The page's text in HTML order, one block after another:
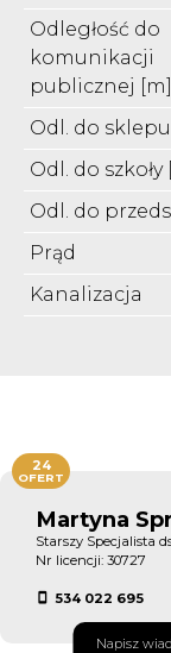
Odległość do
komunikacji
publicznej [m]
Odl. do
Odl. do szkoły
Odl. do
Prąd
Kanalizacja
Martyna
Starszy Specjalista
Nr licencji: 30727
534 022 695
Napisz
24
OFERT